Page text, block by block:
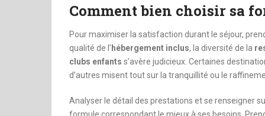
Comment bien choisir sa
Pour maximiser la satisfaction durant le séjour,
qualité de l’ hébergement inclus, la diversité de la
clubs enfants s’avère judicieux. Certaines
d’autres misent tout sur la tranquillité ou le
Analyser le détail des prestations et se renseigner